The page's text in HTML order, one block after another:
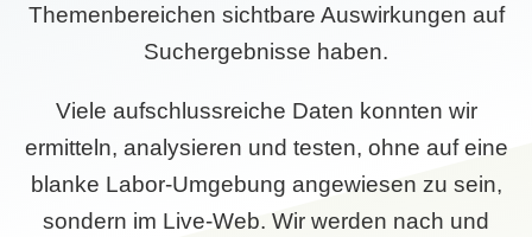
Themenbereichen sichtbare Auswirkungen auf
Suchergebnisse haben.
Viele aufschlussreiche Daten konnten wir
ermitteln, analysieren und testen, ohne auf eine
blanke Labor-Umgebung angewiesen zu sein,
sondern im Live-Web. Wir werden nach und